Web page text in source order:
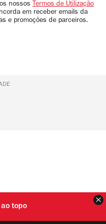
nossos Termos de Utilização
em receber emails da
e promoções de parceiros.
topo